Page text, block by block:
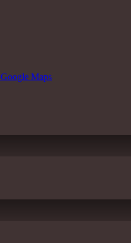
Google Maps